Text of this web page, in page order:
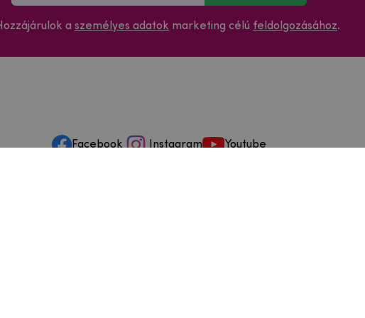
a személyes adatok marketing célú feldolgozásához.
Facebook Instagram Youtube